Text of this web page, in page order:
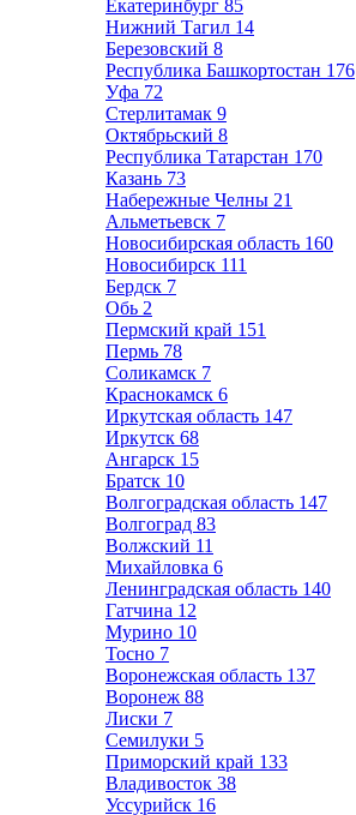
Екатеринбург 85
Нижний Тагил 14
Березовский 8
Республика Башкортостан 176
Уфа 72
Стерлитамак 9
Октябрьский 8
Республика Татарстан 170
Казань 73
Набережные Челны 21
Альметьевск 7
Новосибирская область 160
Новосибирск 111
Бердск 7
Обь 2
Пермский край 151
Пермь 78
Соликамск 7
Краснокамск 6
Иркутская область 147
Иркутск 68
Ангарск 15
Братск 10
Волгоградская область 147
Волгоград 83
Волжский 11
Михайловка 6
Ленинградская область 140
Гатчина 12
Мурино 10
Тосно 7
Воронежская область 137
Воронеж 88
Лиски 7
Семилуки 5
Приморский край 133
Владивосток 38
Уссурийск 16